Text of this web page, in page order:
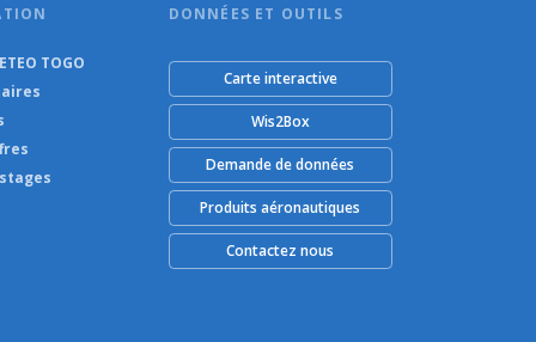
TOGO
DONNÉES ET OUTILS
Carte interactive
Wis2Box
Demande de données
Produits aéronautiques
Contactez nous